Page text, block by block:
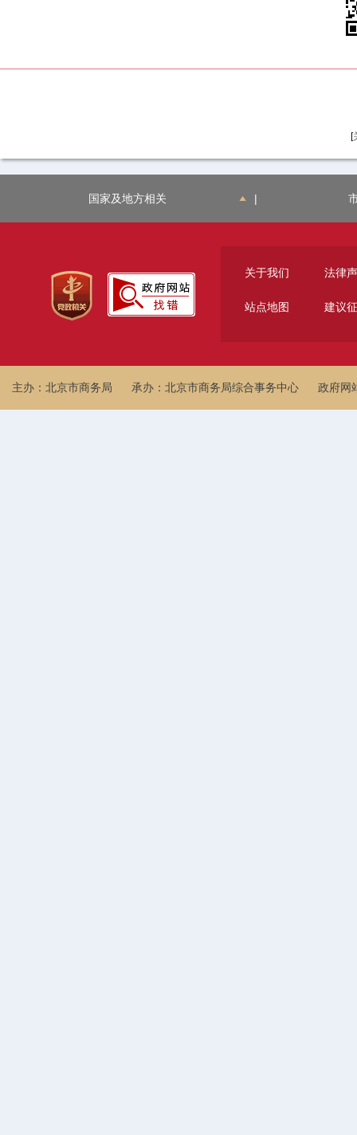
[
国家及地方相关 |
关于我们 法律
站点地图 建议
主办：北京市商务局 承办：北京市商务局综合事务中心 政府网